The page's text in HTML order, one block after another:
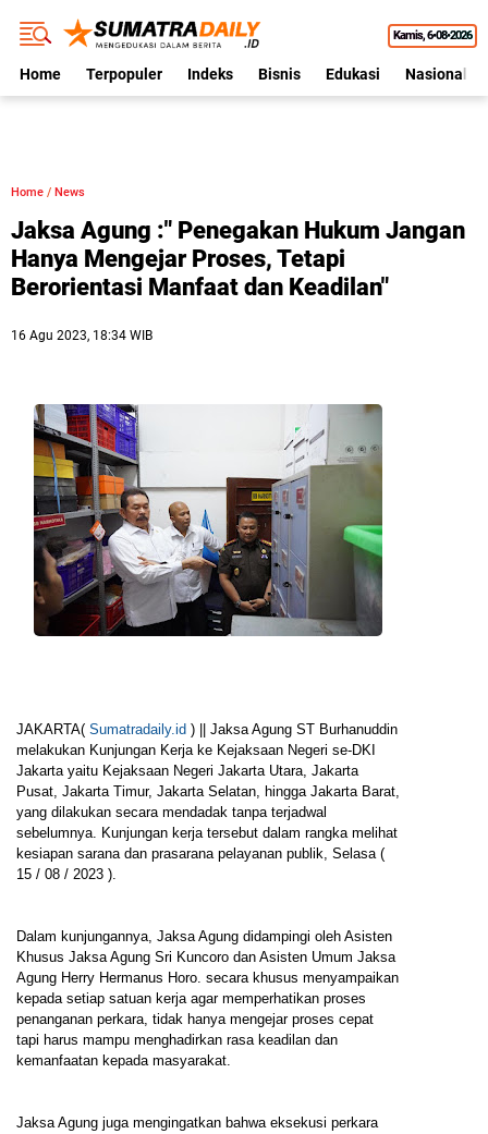
Kamis 6•08•2026
Home Terpopuler Indeks Bisnis Edukasi Nasional
Home / News
Jaksa Agung :" Penegakan Hukum Jangan
Hanya Mengejar Proses, Tetapi
Berorientasi Manfaat dan Keadilan"
16 Agu 2023, 18:34 WIB
JAKARTA( Sumatradaily.id ) ||
Jaksa Agung ST Burhanuddin
melakukan Kunjungan Kerja ke Kejaksaan Negeri se-DKI
Jakarta yaitu Kejaksaan Negeri Jakarta Utara, Jakarta
Pusat, Jakarta Timur, Jakarta Selatan, hingga Jakarta Barat,
yang dilakukan secara mendadak tanpa terjadwal
sebelumnya. Kunjungan kerja tersebut dalam rangka melihat
kesiapan sarana dan prasarana pelayanan publik, Selasa (
15 / 08 / 2023 ).
Dalam kunjungannya, Jaksa Agung didampingi oleh Asisten
Khusus Jaksa Agung Sri Kuncoro dan Asisten Umum Jaksa
Agung Herry Hermanus Horo. secara khusus menyampaikan
kepada setiap satuan kerja agar memperhatikan proses
penanganan perkara, tidak hanya mengejar proses cepat
tapi harus mampu menghadirkan rasa keadilan dan
kemanfaatan kepada masyarakat.
Jaksa Agung juga mengingatkan bahwa eksekusi perkara